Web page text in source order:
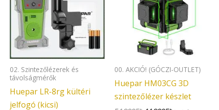
02. Szintezőlézerek és
távolságmérők
Huepar LR-8rg kültéri
jelfogó (kicsi)
00. AKCIÓ! (GÓCZI-OUTLET)
Huepar HM03CG 3D
szintezőlézer készlet